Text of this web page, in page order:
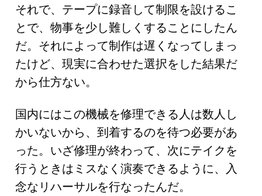
それで、テープに録音して制限を設けるこ
とで、物事を少し難しくすることにしたん
だ。それによって制作は遅くなってしまっ
たけど、現実に合わせた選択をした結果だ
から仕方ない。
国内にはこの機械を修理できる人は数人し
かいないから、到着するのを待つ必要があ
った。いざ修理が終わって、次にテイクを
行うときはミスなく演奏できるように、入
念なリハーサルを行なったんだ。